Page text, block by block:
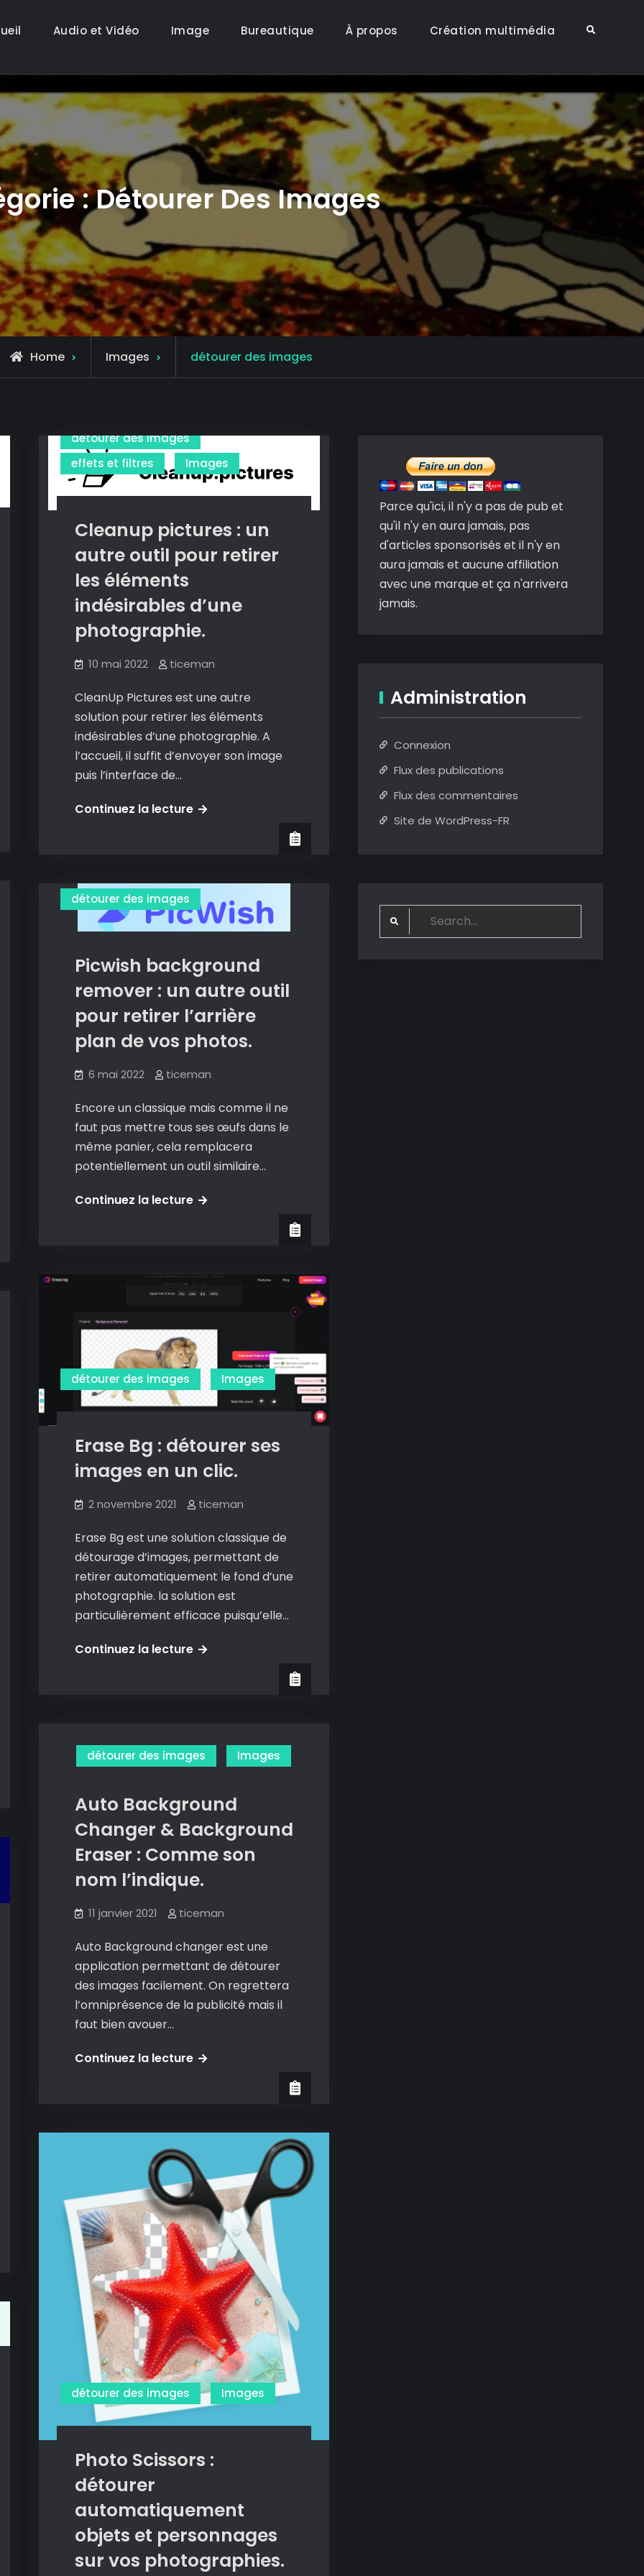
Audio et Vidéo Image Bureautique À propos Création multimédia Search
:Détourer Des Images
Home Images
Archive
for
détourer des images
détourer des images
effets et filtres
Images
Cleanup pictures : un
autre outil pour retirer
les éléments
indésirables d’une
photographie.
10 mai 2022 ticeman
CleanUp Pictures est une autre
solution pour retirer les éléments
indésirables d’une photographie. A
l’accueil, il suffit d’envoyer son image
puis l’interface de…
Continuez la lectureCleanup
autre
outil
pour
les
éléments
indésirables
d’une
photographie.
détourer des images
Picwish background
remover : un autre outil
pour retirer l’arrière
plan de vos photos.
6 mai 2022 ticeman
Encore un classique mais comme il ne
faut pas mettre tous ses œufs dans le
même panier, cela remplacera
potentiellement un outil similaire…
Continuez la lecturePicwish
autre
pour
retirer
l’arrière
plan
de
photos.
détourer des images Images
Erase Bg : détourer ses
images en un clic.
2 novembre 2021 ticeman
Erase Bg est une solution classique de
détourage d’images, permettant de
retirer automatiquement le fond d’une
photographie. la solution est
particulièrement efficace puisqu’elle…
Continuez la lectureErase
images
en
clic.
détourer des images Images
Auto Background
Changer & Background
Eraser : Comme son
nom l’indique.
11 janvier 2021 ticeman
Auto Background changer est une
application permettant de détourer
des images facilement. On regrettera
l’omniprésence de la publicité mais il
faut bien avouer…
Continuez la lectureAuto
Background
Eraser
:
Comme
son
nom
l’indique.
détourer des images Images
Photo Scissors :
détourer
automatiquement
objets et personnages
sur vos photographies.
Parce qu'ici, il n'y a pas de pub et
qu'il n'y en aura jamais, pas
d'articles sponsorisés et il n'y en
aura jamais et aucune affiliation
avec une marque et ça n'arrivera
jamais.
Administration
Connexion
Flux des publications
Flux des commentaires
Site de WordPress-FR
Search
for: